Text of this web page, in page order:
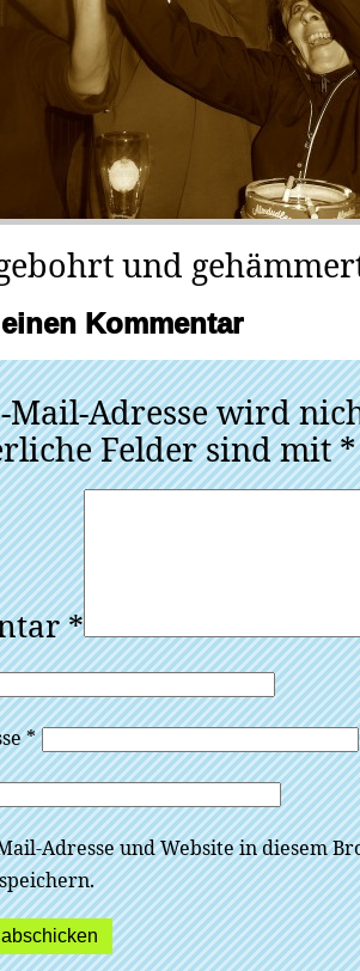
und
Kommentar
Mail-Adresse wird
Felder sind mit*
*
*
Adresse und Website in diesem